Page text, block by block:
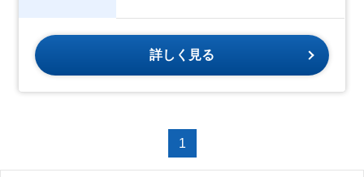
詳しく見る
1